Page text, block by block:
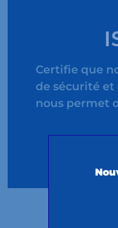
Certifie que
de sécurité et
nous permet